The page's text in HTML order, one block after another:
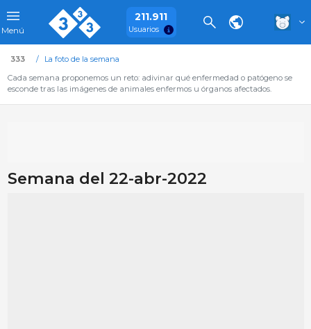
Menú
211.911
Usuarios
333
La foto de la semana
Cada semana proponemos un reto: adivinar qué enfermedad o patógeno se
esconde tras las imágenes de animales enfermos u órganos afectados.
Semana del 22-abr-2022